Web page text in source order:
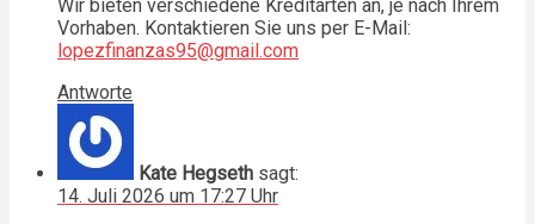
Wir bieten verschiedene Kreditarten an, je nach Ihrem
Vorhaben. Kontaktieren Sie uns per E-Mail:
lopezfinanzas95@gmail.com
Antworte
Kate Hegseth sagt:
14. Juli 2026 um 17:27 Uhr